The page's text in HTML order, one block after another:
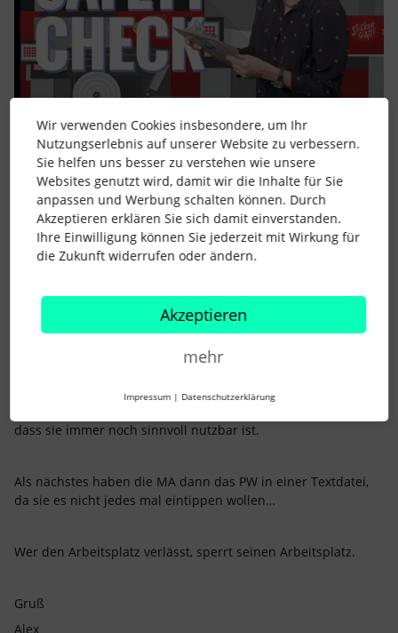
6 Menschen gefällt dies
Das ist ein organisatorisches Problem. Gegen
dass sie immer noch sinnvoll nutzbar ist.
Als nächstes haben die MA dann das PW in einer Textdatei,
da sie es nicht jedes mal eintippen wollen…
Wer den Arbeitsplatz verlässt, sperrt seinen Arbeitsplatz.
Gruß
Alex
Wir verwenden Cookies insbesondere, um Ihr
Nutzungserlebnis auf unserer Website zu verbessern.
Sie helfen uns besser zu verstehen wie unsere
Websites genutzt wird, damit wir die Inhalte für Sie
anpassen und Werbung schalten können. Durch
Akzeptieren erklären Sie sich damit einverstanden.
Ihre Einwilligung können Sie jederzeit mit Wirkung für
die Zukunft widerrufen oder ändern.
Akzeptieren
mehr
Impressum | Datenschutzerklärung